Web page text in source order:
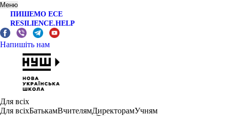
Меню
ПИШЕМО ЕСЕ
RESILIENCE.HELP
Напишіть нам
Для всіх
Для всіхБатькамВчителямДиректорамУчням